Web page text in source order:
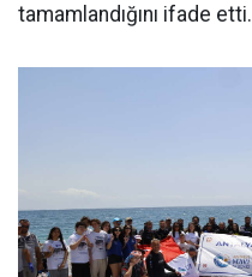
tamamlandığını ifade etti.